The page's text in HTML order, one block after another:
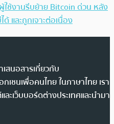
ใช้งานรีบย้าย Bitcoin ด่วน หลัง
และถูกเจาะต่อเนื่อง
สนอสารเกี่ยวกับ
เชนเพื่อคนไทย ในภาษาไทย เรา
ะเว็บบอร์ดต่างประเทศและนำมา